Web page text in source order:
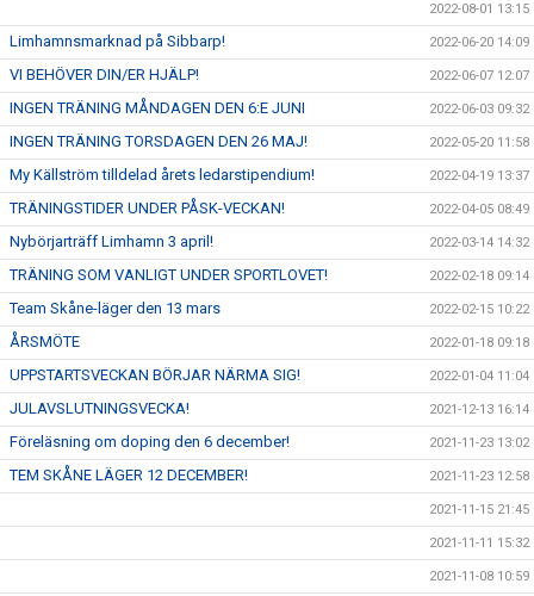
2022-08-01 13:15
Limhamnsmarknad på Sibbarp! 2022-06-20 14:09
VI BEHÖVER DIN/ER HJÄLP! 2022-06-07 12:07
INGEN TRÄNING MÅNDAGEN DEN 6:E JUNI 2022-06-03 09:32
INGEN TRÄNING TORSDAGEN DEN 26 MAJ! 2022-05-20 11:58
My Källström tilldelad årets ledarstipendium! 2022-04-19 13:37
TRÄNINGSTIDER UNDER PÅSK-VECKAN! 2022-04-05 08:49
Nybörjarträff Limhamn 3 april! 2022-03-14 14:32
TRÄNING SOM VANLIGT UNDER SPORTLOVET! 2022-02-18 09:14
Team Skåne-läger den 13 mars 2022-02-15 10:22
ÅRSMÖTE 2022-01-18 09:18
UPPSTARTSVECKAN BÖRJAR NÄRMA SIG! 2022-01-04 11:04
JULAVSLUTNINGSVECKA! 2021-12-13 16:14
Föreläsning om doping den 6 december! 2021-11-23 13:02
TEM SKÅNE LÄGER 12 DECEMBER! 2021-11-23 12:58
2021-11-15 21:45
2021-11-11 15:32
2021-11-08 10:59